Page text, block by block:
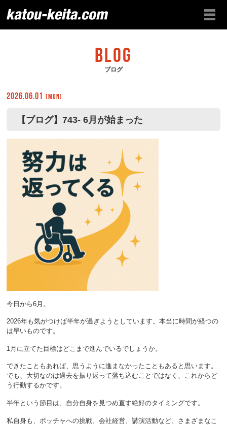
BLOG
ブログ
2026.06.01 (Mon)
【ブログ】743- 6月が始まった
今日から6月。
2026年も気がつけば半年が過ぎようとしています。本当に時間が経つの
は早いものです。
1月に立てた目標はどこまで進んでいるでしょうか。
できたこともあれば、思うように進まなかったこともあると思います。
でも、大切なのは過去を振り返って落ち込むことではなく、これからど
う行動するかです。
半年という節目は、自分自身を見つめ直す絶好のタイミングです。
私自身も、ボッチャへの挑戦、会社経営、講演活動など、さまざまなこ